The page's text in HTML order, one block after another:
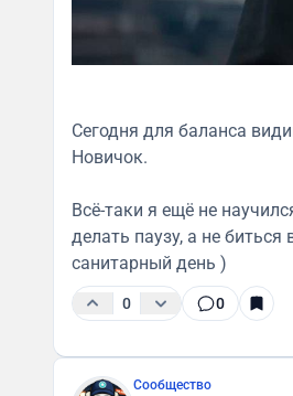
Сегодня для баланса
Новичок.
Всё-таки я ещё не
делать паузу, а не
санитарный день )
0 0
Сообщество